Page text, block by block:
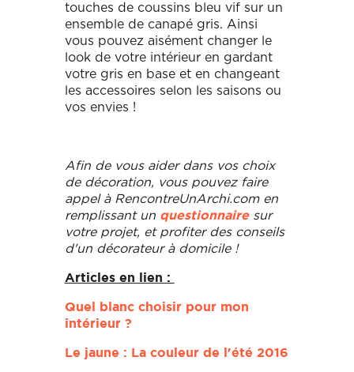
touches de coussins bleu vif sur un
ensemble de canapé gris. Ainsi
vous pouvez aisément changer le
look de votre intérieur en gardant
votre gris en base et en changeant
les accessoires selon les saisons ou
vos envies !
Afin de vous aider dans vos choix
de décoration, vous pouvez faire
appel à RencontreUnArchi.com en
remplissant un questionnairesur
votre projet, et profiter des conseils
d'un décorateur à domicile !
Articles en lien :
Quel blanc choisir pour mon
intérieur ?
Le jaune : La couleur de l'été 2016